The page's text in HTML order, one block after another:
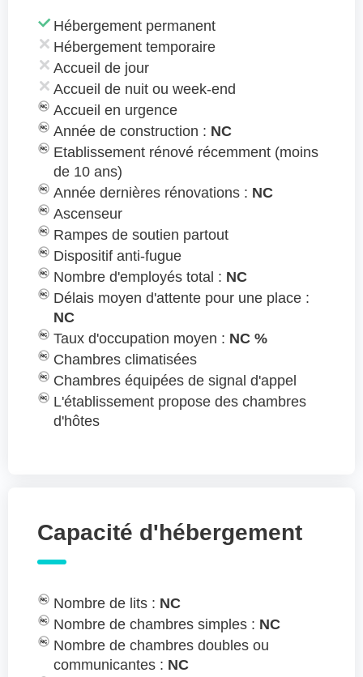
Hébergement permanent
Hébergement temporaire
Accueil de jour
Accueil de nuit ou week-end
Accueil en urgence
Année de construction : NC
Etablissement rénové récemment (moins
de 10 ans)
Année dernières rénovations : NC
Ascenseur
Rampes de soutien partout
Dispositif anti-fugue
Nombre d'employés total : NC
Délais moyen d'attente pour une place :
NC
Taux d'occupation moyen : NC %
Chambres climatisées
Chambres équipées de signal d'appel
L'établissement propose des chambres
d'hôtes
Capacité d'hébergement
Nombre de lits : NC
Nombre de chambres simples : NC
Nombre de chambres doubles ou
communicantes : NC